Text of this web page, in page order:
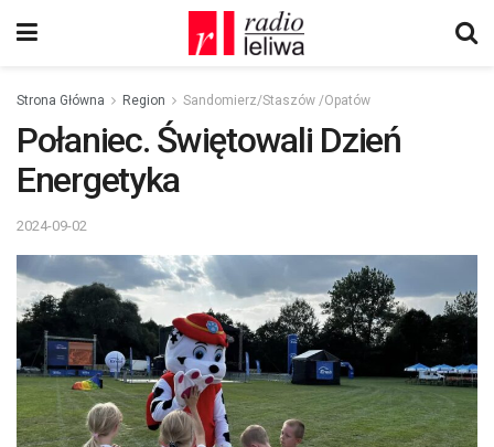
Strona Główna Region Sandomierz/Staszów /Opatów
Połaniec. Świętowali Dzień
Energetyka
2024-09-02